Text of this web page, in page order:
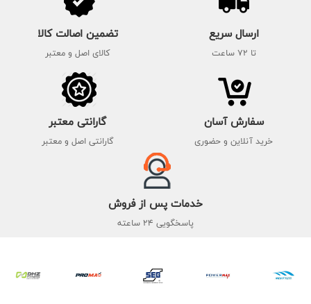
ارسال سریع
تا 72 ساعت
تضمین اصالت کالا
کالای اصل و معتبر
سفارش آسان
خرید آنلاین و حضوری
گارانتی معتبر
گارانتی اصل و معتبر
خدمات پس از فروش
پاسخگویی 24 ساعته